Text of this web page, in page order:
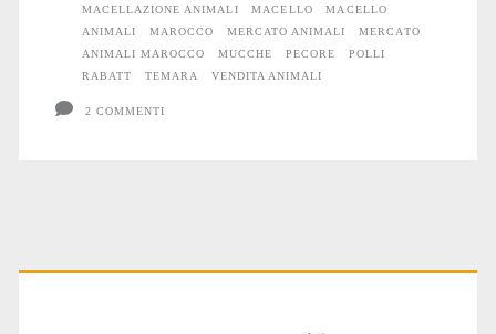
MACELLAZIONE ANIMALI
MACELLO
MACELLO
ANIMALI
MAROCCO MERCATO ANIMALI
MERCATO
ANIMALI MAROCCO
MUCCHE PECORE
POLLI
RABATT
TEMARA VENDITA ANIMALI
2 COMMENTI
Primary